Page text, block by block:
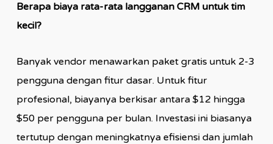
Berapa biaya rata-rata langganan CRM untuk tim
kecil?
Banyak vendor menawarkan paket gratis untuk 2-3
pengguna dengan fitur dasar. Untuk fitur
profesional, biayanya berkisar antara $12 hingga
$50 per pengguna per bulan. Investasi ini biasanya
tertutup dengan meningkatnya efisiensi dan jumlah